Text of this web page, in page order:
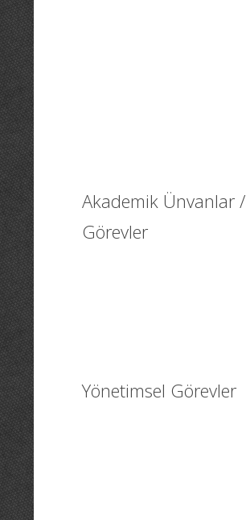
Akademik Ünvanlar /
Görevler
Yönetimsel Görevler